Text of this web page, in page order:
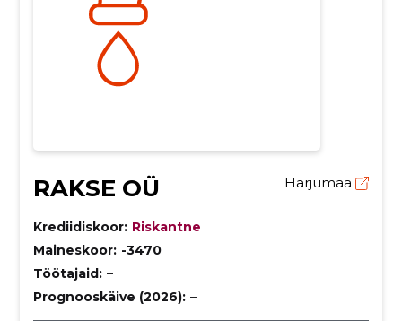
RAKSE OÜ Harjumaa
Krediidiskoor: Riskantne
Maineskoor: -3470
Töötajaid: –
Prognooskäive (2026): –